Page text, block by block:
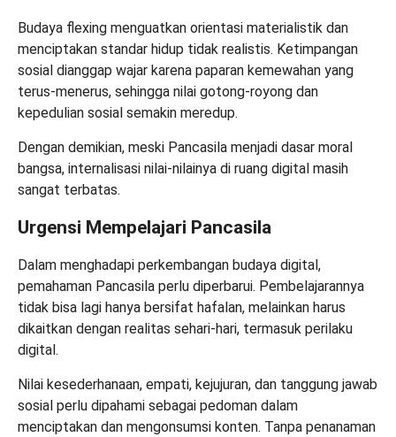
Budaya flexing menguatkan orientasi materialistik dan
menciptakan standar hidup tidak realistis. Ketimpangan
sosial dianggap wajar karena paparan kemewahan yang
terus-menerus, sehingga nilai gotong-royong dan
kepedulian sosial semakin meredup.
Dengan demikian, meski Pancasila menjadi dasar moral
bangsa, internalisasi nilai-nilainya di ruang digital masih
sangat terbatas.
Urgensi Mempelajari Pancasila
Dalam menghadapi perkembangan budaya digital,
pemahaman Pancasila perlu diperbarui. Pembelajarannya
tidak bisa lagi hanya bersifat hafalan, melainkan harus
dikaitkan dengan realitas sehari-hari, termasuk perilaku
digital.
Nilai kesederhanaan, empati, kejujuran, dan tanggung jawab
sosial perlu dipahami sebagai pedoman dalam
menciptakan dan mengonsumsi konten. Tanpa penanaman